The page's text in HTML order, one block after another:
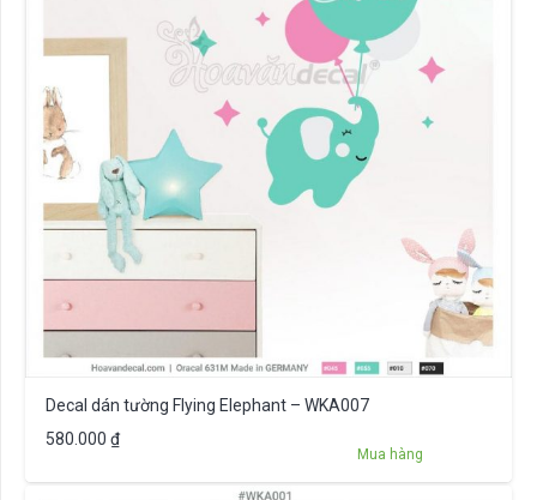
Decal dán tường Flying Elephant – WKA007
580.000 ₫
Mua hàng